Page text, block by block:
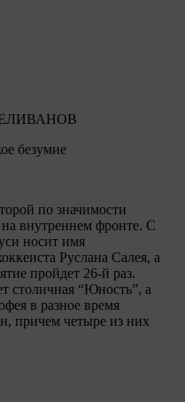
безумие
по значимости
внутреннем фронте. C
носит имя
Руслана Салея, а
пройдет 26-й раз.
столичная “Юность”, а
в разное время
причем четыре из них